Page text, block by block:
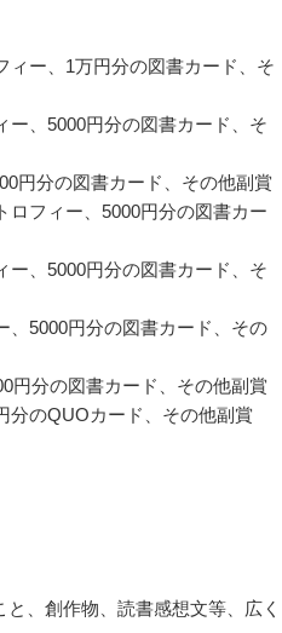
ー、1万円分の図書カード、そ
、5000円分の図書カード、そ
円分の図書カード、その他副賞
フィー、5000円分の図書カー
、5000円分の図書カード、そ
5000円分の図書カード、その
分の図書カード、その他副賞
のQUOカード、その他副賞
、創作物、読書感想文等、広く